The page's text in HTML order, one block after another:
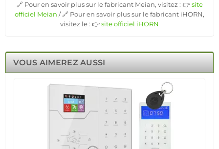
🔗 Pour en savoir plus sur le fabricant Meian, visitez : 👉site
officiel Meian / 🔗 Pour en savoir plus sur le fabricant iHORN,
visitez le : 👉site officiel iHORN
VOUS AIMEREZ AUSSI